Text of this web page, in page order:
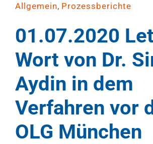
Allgemein, Prozessberichte
01.07.2020
Wort von Dr.
Aydin in dem
Verfahren vor
OLG München